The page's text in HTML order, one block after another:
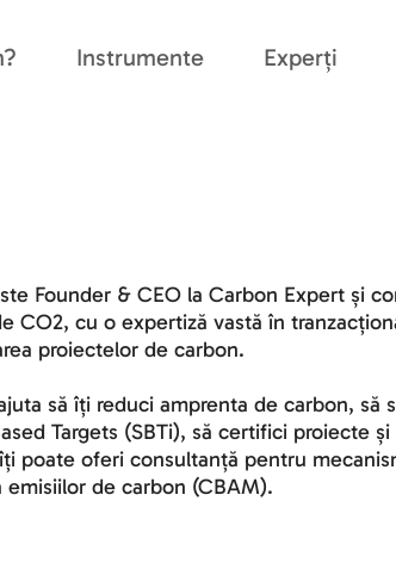
Instrumente Experți
Founder & CEO la Carbon Expert și
CO2, cu o expertiză vastă în
proiectelor de carbon.
să îți reduci amprenta de carbon, să
Targets (SBTi), să certifici proiecte
poate oferi consultanță pentru
emisiilor de carbon (CBAM).